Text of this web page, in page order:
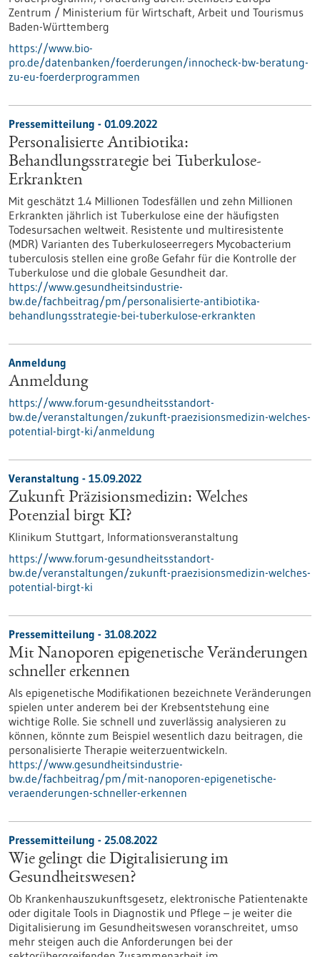
Zentrum / Ministerium für Wirtschaft, Arbeit und Tourismus
Baden-Württemberg
https://www.bio-
pro.de/datenbanken/foerderungen/innocheck-bw-beratung-
zu-eu-foerderprogrammen
Pressemitteilung - 01.09.2022
Personalisierte Antibiotika:
Behandlungsstrategie bei Tuberkulose-
Erkrankten
Mit geschätzt 1.4 Millionen Todesfällen und zehn Millionen
Erkrankten jährlich ist Tuberkulose eine der häufigsten
Todesursachen weltweit. Resistente und multiresistente
(MDR) Varianten des Tuberkuloseerregers Mycobacterium
tuberculosis stellen eine große Gefahr für die Kontrolle der
Tuberkulose und die globale Gesundheit dar.
https://www.gesundheitsindustrie-
bw.de/fachbeitrag/pm/personalisierte-antibiotika-
behandlungsstrategie-bei-tuberkulose-erkrankten
Anmeldung
Anmeldung
https://www.forum-gesundheitsstandort-
bw.de/veranstaltungen/zukunft-praezisionsmedizin-welches-
potential-birgt-ki/anmeldung
Veranstaltung - 15.09.2022
Zukunft Präzisionsmedizin: Welches
Potenzial birgt KI?
Klinikum Stuttgart, Informationsveranstaltung
https://www.forum-gesundheitsstandort-
bw.de/veranstaltungen/zukunft-praezisionsmedizin-welches-
potential-birgt-ki
Pressemitteilung - 31.08.2022
Mit Nanoporen epigenetische Veränderungen
schneller erkennen
Als epigenetische Modifikationen bezeichnete Veränderungen
spielen unter anderem bei der Krebsentstehung eine
wichtige Rolle. Sie schnell und zuverlässig analysieren zu
können, könnte zum Beispiel wesentlich dazu beitragen, die
personalisierte Therapie weiterzuentwickeln.
https://www.gesundheitsindustrie-
bw.de/fachbeitrag/pm/mit-nanoporen-epigenetische-
veraenderungen-schneller-erkennen
Pressemitteilung - 25.08.2022
Wie gelingt die Digitalisierung im
Gesundheitswesen?
Ob Krankenhauszukunftsgesetz, elektronische Patientenakte
oder digitale Tools in Diagnostik und Pflege – je weiter die
Digitalisierung im Gesundheitswesen voranschreitet, umso
mehr steigen auch die Anforderungen bei der